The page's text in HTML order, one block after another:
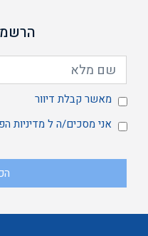
מאשר קבלת דיוור
אני
אני מסכים/ה ל מדיניות